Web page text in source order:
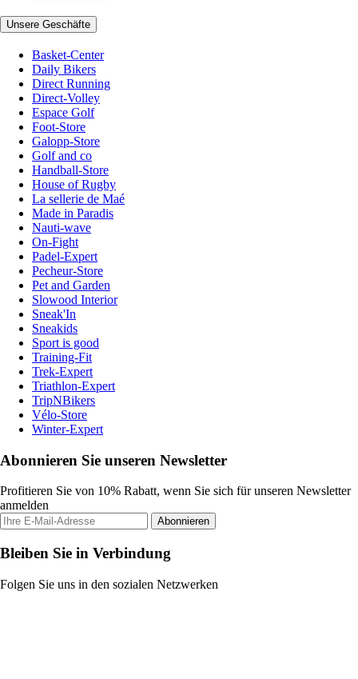
Unsere Geschäfte
Basket-Center
Daily Bikers
Direct Running
Direct-Volley
Espace Golf
Foot-Store
Galopp-Store
Golf and co
Handball-Store
House of Rugby
La sellerie de Maé
Made in Paradis
Nauti-wave
On-Fight
Padel-Expert
Pecheur-Store
Pet and Garden
Slowood Interior
Sneak'In
Sneakids
Sport is good
Training-Fit
Trek-Expert
Triathlon-Expert
TripNBikers
Vélo-Store
Winter-Expert
Abonnieren Sie unseren Newsletter
Profitieren Sie von 10% Rabatt, wenn Sie sich für unseren Newsletter
anmelden
Abonnieren
Bleiben Sie in Verbindung
Folgen Sie uns in den sozialen Netzwerken